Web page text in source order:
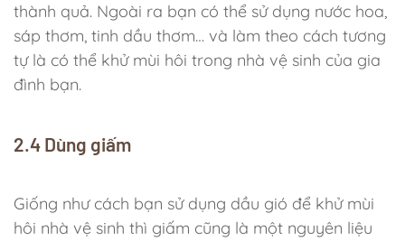
thành quả. Ngoài ra bạn có thể sử dụng nước hoa,
sáp thơm, tinh dầu thơm… và làm theo cách tương
tự là có thể khử mùi hôi trong nhà vệ sinh của gia
đình bạn.
2.4 Dùng giấm
Giống như cách bạn sử dụng dầu gió để khử mùi
hôi nhà vệ sinh thì giấm cũng là một nguyên liệu